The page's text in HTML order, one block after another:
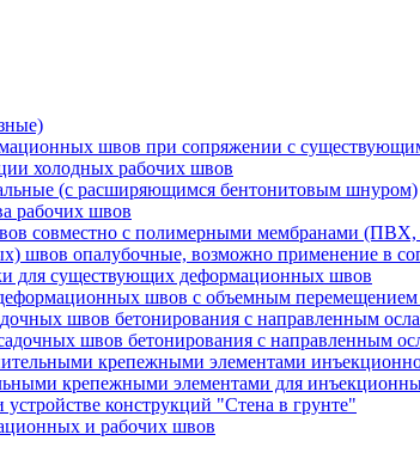
швов при сопряжении с
холодных рабочих швов
(с расширяющимся бентонитовым шнуром)
рабочих швов
совместно с полимерными мембранами
швов опалубочные, возможно применение в
для существующих деформационных швов
швов с объемным
швов бетонирования с направленным
швов бетонирования с направленным
крепежными элементами
крепежными элементами для
конструкций "Стена в грунте"
и рабочих швов